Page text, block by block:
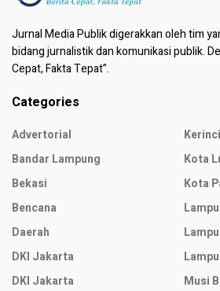
Jurnal Media Publik digerakkan oleh tim
bidang jurnalistik dan komunikasi publik.
Cepat, Fakta Tepat”.
Categories
Advertorial
Bandar Lampung
Bekasi
Bencana
Daerah
DKI Jakarta
DKI Jakarta
Kerinci
Kota
Kota
Musi